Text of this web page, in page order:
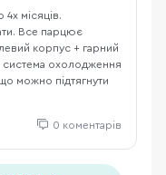
місяців.
Все парцює
корпус + гарний
система охолодження
можно підтягнути
0 коментарів